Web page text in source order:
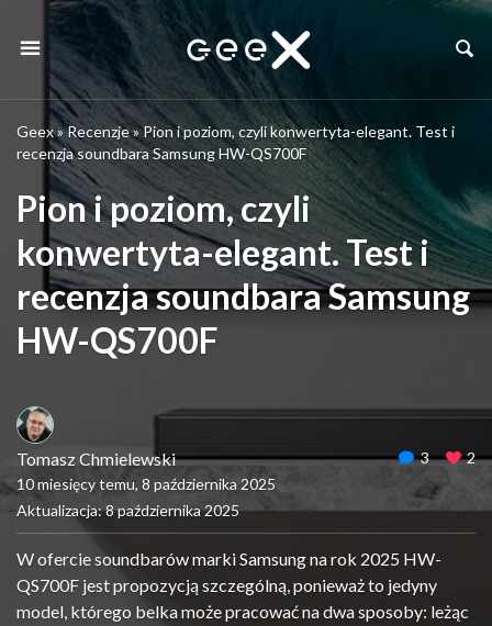
Geex»Recenzje»Pion i poziom, czyli konwertyta-elegant. Test i
recenzja soundbara Samsung HW-QS700F
Pion i poziom, czyli
konwertyta-elegant. Test i
recenzja soundbara Samsung
HW-QS700F
Tomasz Chmielewski
10 miesięcy temu, 8 października 2025
Aktualizacja: 8 października 2025
3 2
W ofercie soundbarów marki Samsung na rok 2025 HW-
QS700F jest propozycją szczególną, ponieważ to jedyny
model, którego belka może pracować na dwa sposoby: leżąc